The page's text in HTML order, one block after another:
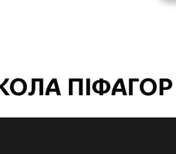
ПІФАГОР